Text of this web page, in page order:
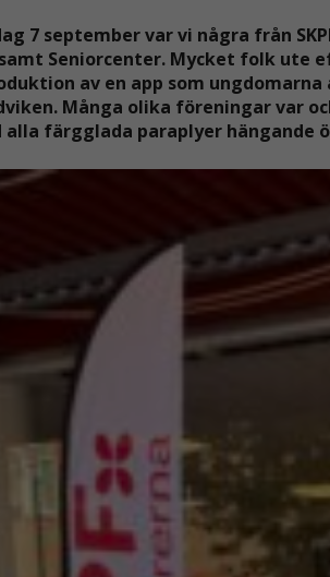
7 september var vi några från
Seniorcenter. Mycket folk ute
av en app som
Många olika föreningar var
alla färgglada paraplyer hängande